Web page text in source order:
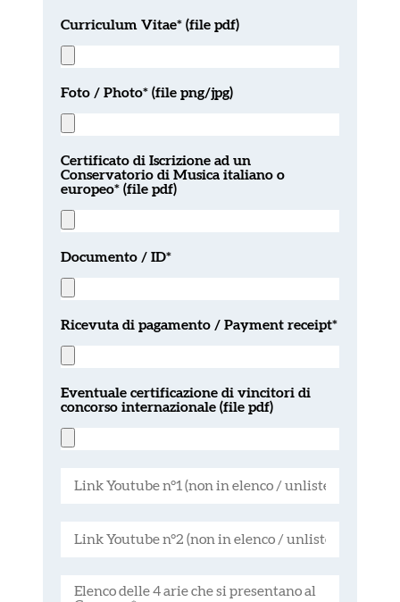
Curriculum Vitae* (file pdf)
Foto / Photo* (file png/jpg)
Certificato di Iscrizione ad un
Conservatorio di Musica italiano o
europeo* (file pdf)
Documento / ID*
Ricevuta di pagamento / Payment receipt*
Eventuale certificazione di vincitori di
concorso internazionale (file pdf)